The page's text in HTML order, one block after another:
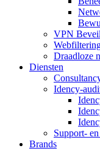
VPN
Draadloze
Diensten
Idency-
Support-
Brands